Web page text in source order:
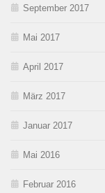
September 2017
Mai 2017
April 2017
März 2017
Januar 2017
Mai 2016
Februar 2016